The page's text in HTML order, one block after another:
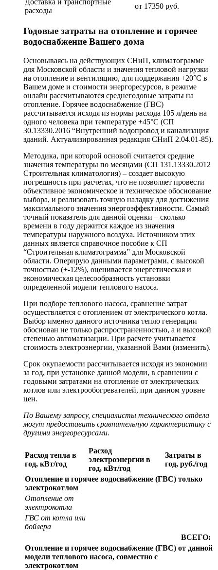
Доставка и транспортные
расходы
от 17350 руб.
Годовые затраты на отопление и горячее
водоснабжение Вашего дома
Основываясь на действующих СНиП, климатограмме
для Московской области и значения тепловой нагрузки
на отопление и вентиляцию, для поддержания +20°C в
Вашем доме и стоимости энергоресурсов, в режиме
онлайн рассчитываются среднегодовые затраты на
отопление. Горячее водоснабжение (ГВС)
рассчитывается исходя из нормы расхода 105 л/день на
одного человека при температуре +45°C (СП
30.13330.2016 “Внутренний водопровод и канализация
зданий. Актуализированная редакция СНиП 2.04.01-85).
Методика, при которой основой считается средние
значения температуры по месяцами (СП 131.13330.2012
Строительная климатология) – создает высокую
погрешность при расчетах, что не позволяет провести
объективное экономическое и техническое обоснование
выбора, и реализовать точную наладку для достижения
максимального значения энергоэффективности. Самый
точный показатель для данной оценки – сколько
времени в году держится каждое из значения
температуры наружного воздуха. Источником этих
данных является справочное пособие к СП
“Строительная климатограмма” для Московской
области. Оперирую данными параметрами, с высокой
точностью (+-12%), оценивается энергетическая и
экономическая целесообразность установки
определенной модели теплового насоса.
При подборе теплового насоса, сравнение затрат
осуществляется с отоплением от электрического котла.
Выбор именно данного источника тепло генерации
обоснован не только распространенностью, а и высокой
степенью автоматизации. При расчете учитывается
стоимость электроэнергии, указанной Вами (изменить).
Срок окупаемости рассчитывается исходя из экономии
за год, при установке данной модели, в сравнении с
годовыми затратами на отопление от электрических
котлов или электрообогревателей, при данном уровне
цен.
По Вашему запросу, специалисты технического отдела
могут предоставить сравнительную характеристику с
другими энергоресурсами.
Расход тепла в
год, кВт/год
Расход
электроэнергии в
год, кВт/год
Затраты в
год, руб./год
Отопление и горячее водоснабжение (ГВС) только
электрокотлом
Отопление от
электрокотла
ГВС от котла или
бойлера
ВСЕГО:
Отопление и горячее водоснабжение (ГВС) от данной
модели теплового насоса, совместно с
электрокотлом